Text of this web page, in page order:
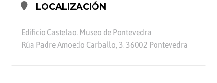
LOCALIZACIÓN
Edificio Castelao. Museo de Pontevedra
Rúa Padre Amoedo Carballo, 3. 36002 Pontevedra